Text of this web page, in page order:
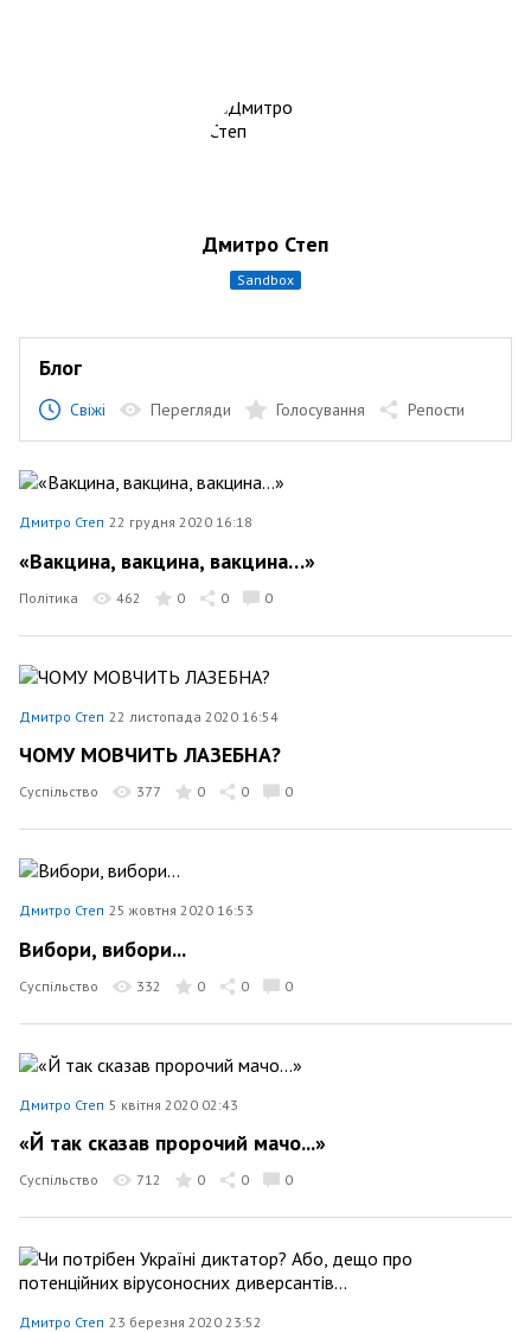
Дмитро Степ
sandbox
Блог
Свіжі Перегляди Голосування Репости
Дмитро Степ 22 грудня 2020 16:18
«Вакцина, вакцина, вакцина…»
Політика 462 0 0 0
Дмитро Степ 22 листопада 2020 16:54
ЧОМУ МОВЧИТЬ ЛАЗЕБНА?
Суспільство 377 0 0 0
Дмитро Степ 25 жовтня 2020 16:53
Вибори, вибори...
Суспільство 332 0 0 0
Дмитро Степ 5 квітня 2020 02:43
«Й так сказав пророчий мачо...»
Суспільство 712 0 0 0
Дмитро Степ 23 березня 2020 23:52